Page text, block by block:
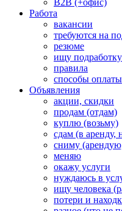
B2B (+офис)
Работа
вакансии
требуются на
резюме
ищу подработку
правила
способы оплаты
Объявления
акции, скидки
продам (отдам)
куплю (возьму)
сдам (в аренду,
сниму
меняю
окажу услуги
нуждаюсь в
ищу человека
потери и